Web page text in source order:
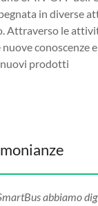
in diverse
Attraverso le
conoscenze
prodotti
abbiamo